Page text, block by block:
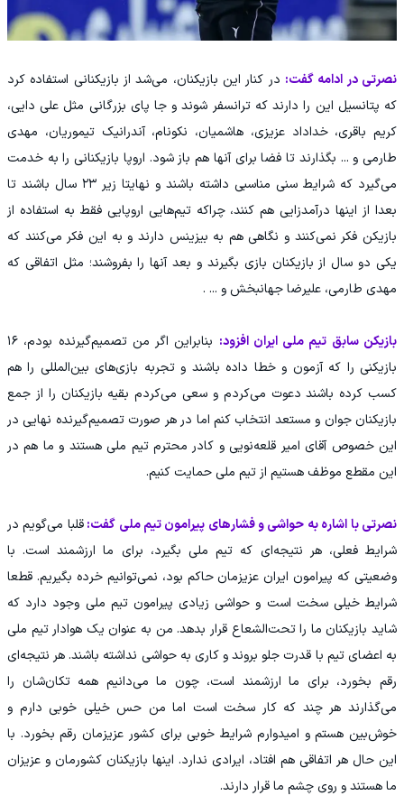
نصرتی در ادامه گفت: در کنار این بازیکنان، می‌شد از بازیکنانی استفاده کرد
که پتانسیل این را دارند که ترانسفر شوند و جا پای بزرگانی مثل علی دایی،
کریم باقری، خداداد عزیزی، هاشمیان، نکونام، آندرانیک تیموریان، مهدی
طارمی و ... بگذارند تا فضا برای آنها هم باز شود. اروپا بازیکنانی را به خدمت
می‌گیرد که شرایط سنی مناسبی داشته باشند و نهایتا زیر ۲۳ سال باشند تا
بعدا از اینها درآمدزایی هم کنند، چراکه تیم‌هایی اروپایی فقط به استفاده از
بازیکن فکر نمی‌کنند و نگاهی هم به بیزینس دارند و به این فکر می‌کنند که
یکی دو سال از بازیکنان بازی بگیرند و بعد آنها را بفروشند؛ مثل اتفاقی که
مهدی طارمی، علیرضا جهانبخش و ... .
بازیکن سابق تیم ملی ایران افزود:
بنابراین اگر من تصمیم‌گیرنده بودم، ۱۶
بازیکنی را که آزمون و خطا داده باشند و تجربه بازی‌های بین‌المللی را هم
کسب کرده باشند دعوت می‌کردم و سعی می‌کردم بقیه بازیکنان را از جمع
بازیکنان جوان و مستعد انتخاب کنم اما در هر صورت تصمیم‌گیرنده نهایی در
این خصوص آقای امیر قلعه‌نویی و کادر محترم تیم ملی هستند و ما هم در
این مقطع موظف هستیم از تیم ملی حمایت کنیم.
نصرتی با اشاره به حواشی و فشارهای پیرامون تیم ملی گفت: قلبا می‌گویم در
شرایط فعلی، هر نتیجه‌ای که تیم ملی بگیرد، برای ما ارزشمند است. با
وضعیتی که پیرامون ایران عزیزمان حاکم بود، نمی‌توانیم خرده بگیریم. قطعا
شرایط خیلی سخت است و حواشی زیادی پیرامون تیم ملی وجود دارد که
شاید بازیکنان ما را تحت‌الشعاع قرار بدهد. من به عنوان یک هوادار تیم ملی
به اعضای تیم با قدرت جلو بروند و کاری به حواشی نداشته باشند. هر نتیجه‌ای
رقم بخورد، برای ما ارزشمند است، چون ما می‌دانیم همه تکان‌شان را
می‌گذارند‌ هر چند که کار سخت است اما من حس خیلی خوبی دارم و
خوش‌بین هستم و امیدوارم شرایط خوبی برای کشور عزیزمان رقم بخورد. با
این حال هر اتفاقی هم افتاد، ایرادی ندارد. اینها بازیکنان کشورمان و عزیزان
ما هستند و روی چشم ما قرار دارند.